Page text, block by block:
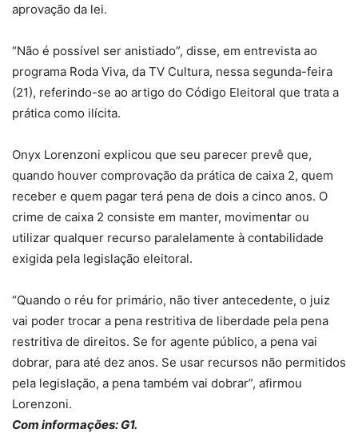
aprovação da lei.
“Não é possível ser anistiado”, disse, em entrevista ao
programa Roda Viva, da TV Cultura, nessa segunda-feira
(21), referindo-se ao artigo do Código Eleitoral que trata a
prática como ilícita.
Onyx Lorenzoni explicou que seu parecer prevê que,
quando houver comprovação da prática de caixa 2, quem
receber e quem pagar terá pena de dois a cinco anos. O
crime de caixa 2 consiste em manter, movimentar ou
utilizar qualquer recurso paralelamente à contabilidade
exigida pela legislação eleitoral.
“Quando o réu for primário, não tiver antecedente, o juiz
vai poder trocar a pena restritiva de liberdade pela pena
restritiva de direitos. Se for agente público, a pena vai
dobrar, para até dez anos. Se usar recursos não permitidos
pela legislação, a pena também vai dobrar”, afirmou
Lorenzoni.
Com informações: G1.